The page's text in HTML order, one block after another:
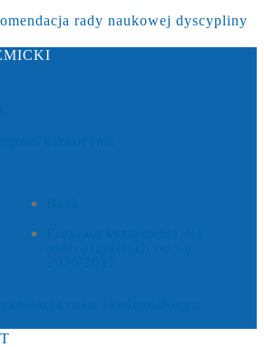
rady naukowej dyscypliny